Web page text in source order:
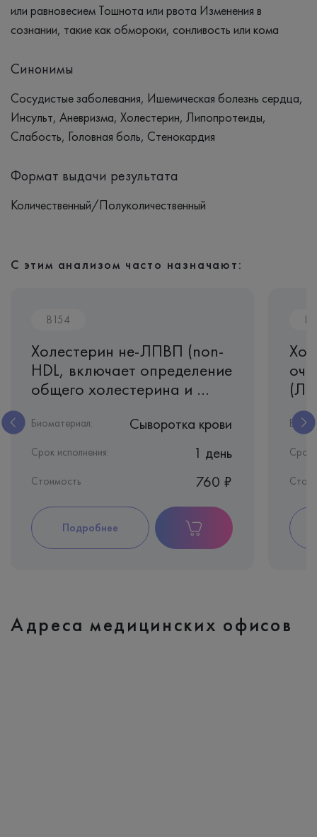
или равновесием Тошнота или рвота Изменения в
сознании, такие как обмороки, сонливость или кома
Синонимы
Сосудистые заболевания, Ишемическая болезнь сердца,
Инсульт, Аневризма, Холестерин, Липопротеиды,
Слабость, Головная боль, Стенокардия
Формат выдачи результата
Количественный/Полуколичественный
С этим анализом часто назначают:
B154
Холестерин не-ЛПВП (non-
HDL, включает определение
общего холестерина и ...
Биоматериал: Сыворотка крови
Срок исполнения: 1 день
Стоимость 760 ₽
Подробнее
Срок
Адреса медицинских офисов